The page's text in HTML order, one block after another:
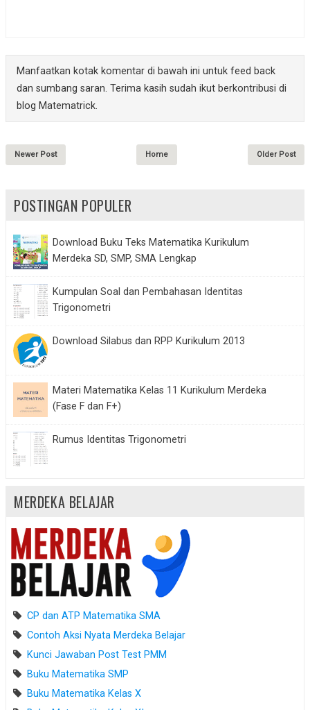
Manfaatkan kotak komentar di bawah ini untuk feed back
dan sumbang saran. Terima kasih sudah ikut berkontribusi di
blog Matematrick.
Newer Post Older Post
Home
POSTINGAN POPULER
Download Buku Teks Matematika Kurikulum
Merdeka SD, SMP, SMA Lengkap
Kumpulan Soal dan Pembahasan Identitas
Trigonometri
Download Silabus dan RPP Kurikulum 2013
Materi Matematika Kelas 11 Kurikulum Merdeka
(Fase F dan F+)
Rumus Identitas Trigonometri
MERDEKA BELAJAR
CP dan ATP Matematika SMA
Contoh Aksi Nyata Merdeka Belajar
Kunci Jawaban Post Test PMM
Buku Matematika SMP
Buku Matematika Kelas X